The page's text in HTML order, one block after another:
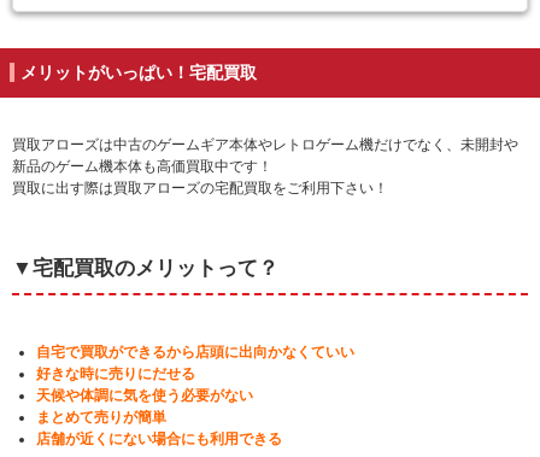
メリットがいっぱい！宅配買取
買取アローズは中古のゲームギア本体やレトロゲーム機だけでなく、未開封や
新品のゲーム機本体も高価買取中です！
買取に出す際は買取アローズの宅配買取をご利用下さい！
▼宅配買取のメリットって？
自宅で買取ができるから店頭に出向かなくていい
好きな時に売りにだせる
天候や体調に気を使う必要がない
まとめて売りが簡単
店舗が近くにない場合にも利用できる